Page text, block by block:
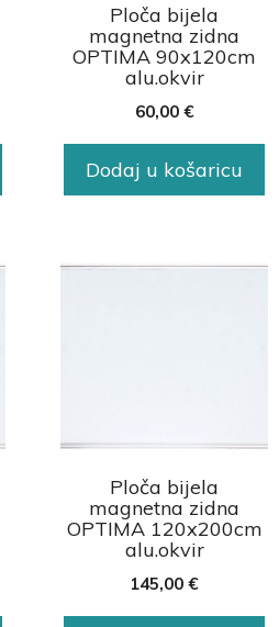
Ploča bijela
magnetna zidna
OPTIMA 90x120cm
alu.okvir
60,00 €
Dodaj u košaricu
Ploča bijela
magnetna zidna
OPTIMA 120x200cm
alu.okvir
145,00 €